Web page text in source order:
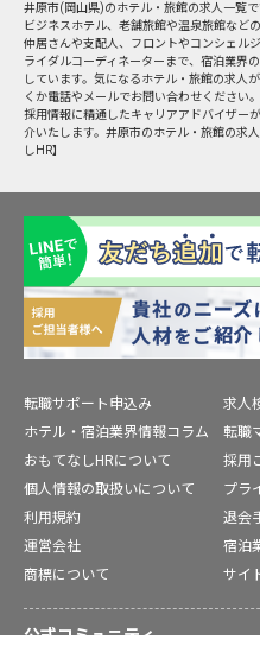
井原市(岡山県)のホテル・旅館の求人一覧
ビジネスホテル、老舗旅館や温泉旅館など
仲居さんや支配人、フロントやコンシェル
ライダルコーディネーターまで、宿泊業界
しています。気になるホテル・旅館の求人
くか電話やメールでお問い合わせください
採用情報に精通したキャリアアドバイザー
介いたします。井原市のホテル・旅館の求
しHR】
転職サポート申込み
求人
ホテル・宿泊業界情報コラム
転職
おもてなしHRについて
採用
個人情報の取扱いについて
プラ
利用規約
退会
運営会社
宿泊
商標について
サイ
公式コミュニティ